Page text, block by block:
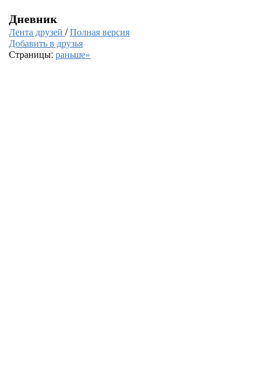
Дневник
Лента друзей /Полная версия
Добавить в друзья
Страницы: раньше»